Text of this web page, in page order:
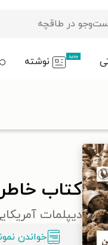
جدید نوشته
کتاب
دیپلمات
خواندن